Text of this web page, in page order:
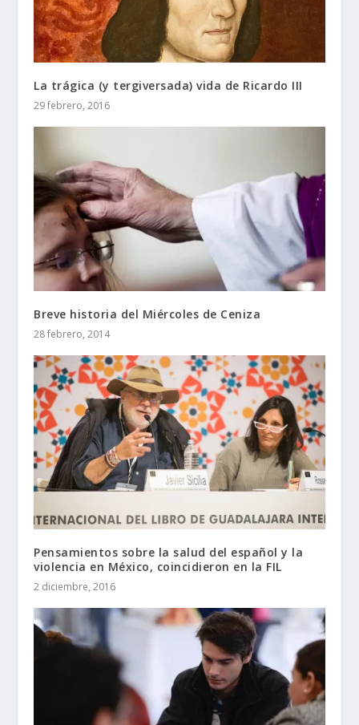
La trágica (y tergiversada) vida de Ricardo III
29 febrero, 2016
Breve historia del Miércoles de Ceniza
28 febrero, 2014
Pensamientos sobre la salud del español y la
violencia en México, coincidieron en la FIL
2 diciembre, 2016